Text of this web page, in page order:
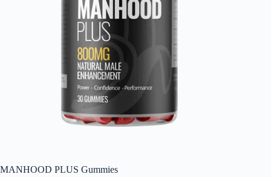
MANHOOD PLUS Gummies